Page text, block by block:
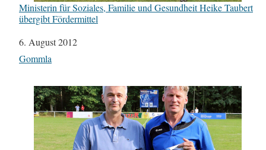
Ministerin für Soziales, Familie und Gesundheit Heike Taubert
übergibt Fördermittel
Datum
6. August 2012
In Bezug auf
Gommla